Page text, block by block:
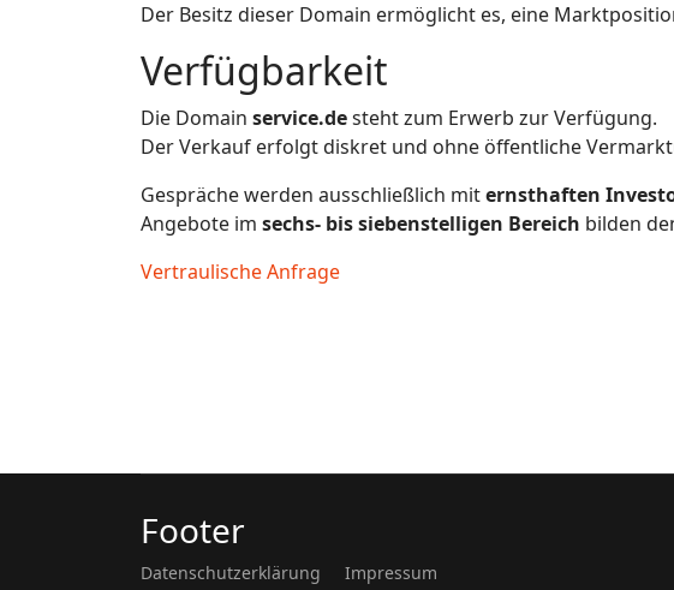
Der Besitz dieser Domain ermöglicht es, eine
Verfügbarkeit
Die Domain service.desteht zum Erwerb zur Verfügung.
Der Verkauf erfolgt diskret und ohne öffentliche
Gespräche werden ausschließlich miternsthaften
Angebote im sechs- bis siebenstelligen Bereich bilden
Vertraulische Anfrage
Footer
Datenschutzerklärung
Impressum